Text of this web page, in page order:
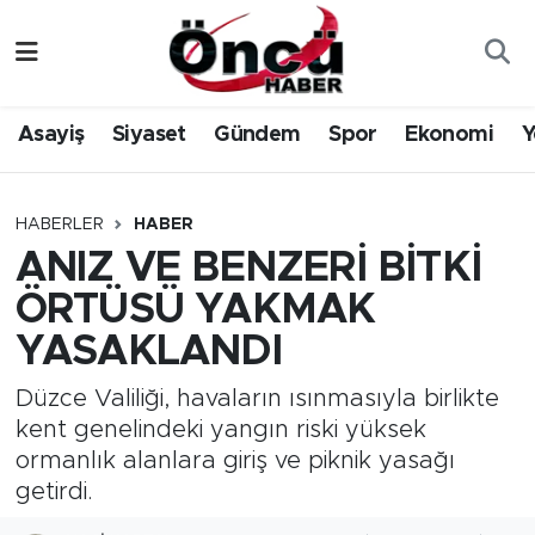
Asayiş Siyaset Gündem Spor Ekonomi
HABERLER HABER
ANIZ VE BENZERİ BİTKİ
ÖRTÜSÜ YAKMAK
YASAKLANDI
Düzce Valiliği, havaların ısınmasıyla birlikte
kent genelindeki yangın riski yüksek
ormanlık alanlara giriş ve piknik yasağı
getirdi.
Gündem
Spor
Siyaset
Yerel Haber
Öncü Radyo Dinle
Düzce Nöbetçi Eczaneler
Düzce Hava Durumu
Düzce Trafik Yoğunluk Haritası
Süper Lig Puan Durumu ve Fikstür
Tüm Manşetler
Son Dakika Haberleri